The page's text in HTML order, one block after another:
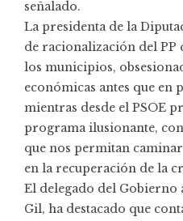
señalado.
La presidenta de la
de racionalización del PP
los municipios,
económicas antes que en
mientras desde el PSOE
programa ilusionante,
que nos permitan
en la recuperación de la
El delegado del Gobierno
Gil, ha destacado que